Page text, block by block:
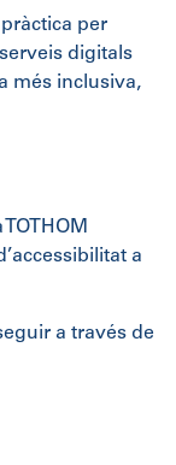
per
digitals
més inclusiva,
a
a través de